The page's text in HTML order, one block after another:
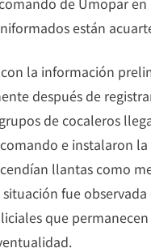
están
la información
después de
de cocaleros
e instalaron
llantas como
fue
que